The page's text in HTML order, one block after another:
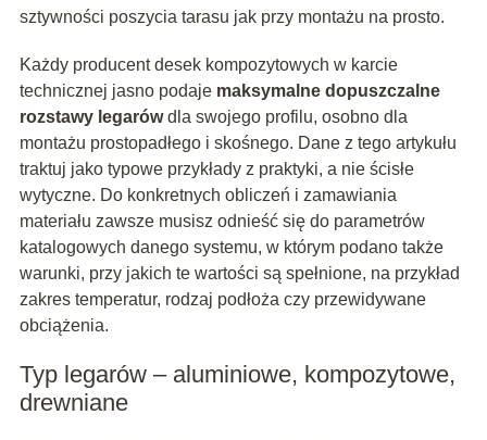
sztywności poszycia tarasu jak przy montażu na prosto.
Każdy producent desek kompozytowych w karcie
technicznej jasno podaje maksymalne dopuszczalne
rozstawy legarówdla swojego profilu, osobno dla
montażu prostopadłego i skośnego. Dane z tego artykułu
traktuj jako typowe przykłady z praktyki, a nie ścisłe
wytyczne. Do konkretnych obliczeń i zamawiania
materiału zawsze musisz odnieść się do parametrów
katalogowych danego systemu, w którym podano także
warunki, przy jakich te wartości są spełnione, na przykład
zakres temperatur, rodzaj podłoża czy przewidywane
obciążenia.
Typ legarów – aluminiowe, kompozytowe,
drewniane